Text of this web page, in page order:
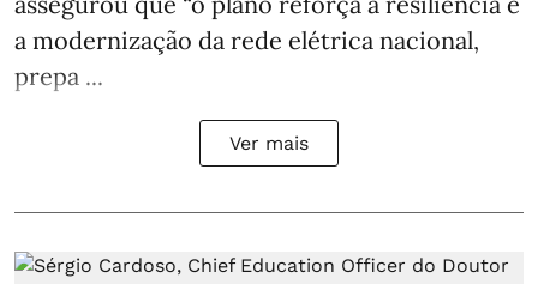
a modernização da rede elétrica nacional,
prepa ...
Ver mais